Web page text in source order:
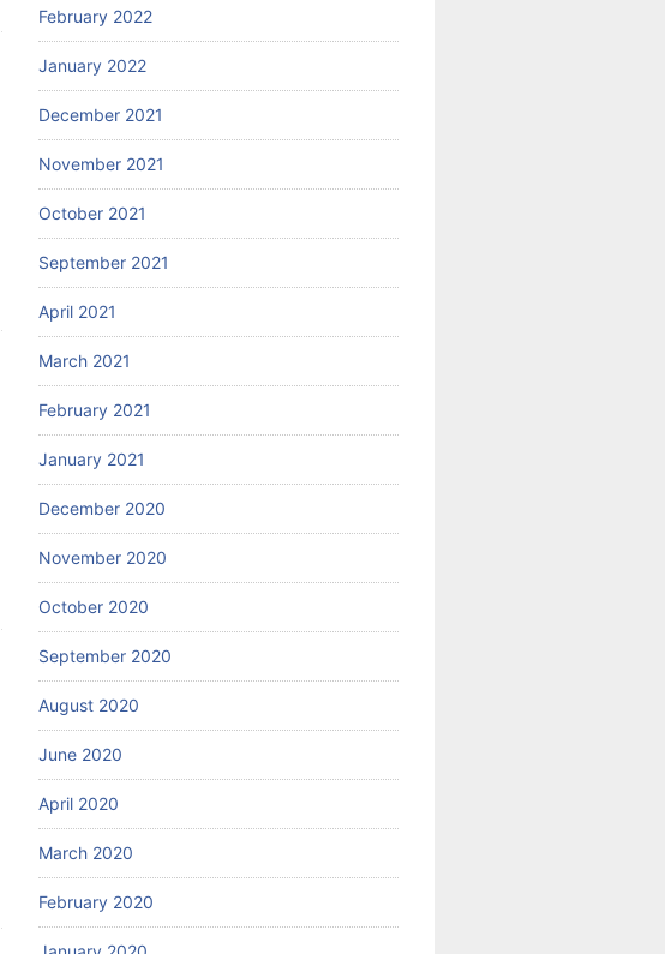
February 2022
January 2022
December 2021
November 2021
October 2021
September 2021
April 2021
March 2021
February 2021
January 2021
December 2020
November 2020
October 2020
September 2020
August 2020
June 2020
April 2020
March 2020
February 2020